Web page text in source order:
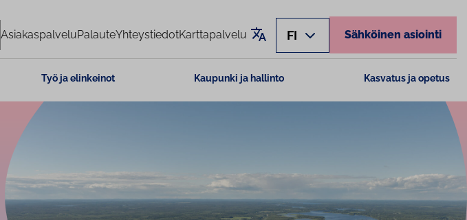
AsiakaspalveluPalauteYhteystiedotKarttapalvelu Käännä sivu
FI Sähköinen asiointi
Työ ja elinkeinot Kaupunki ja hallinto Kasvatus ja opetus